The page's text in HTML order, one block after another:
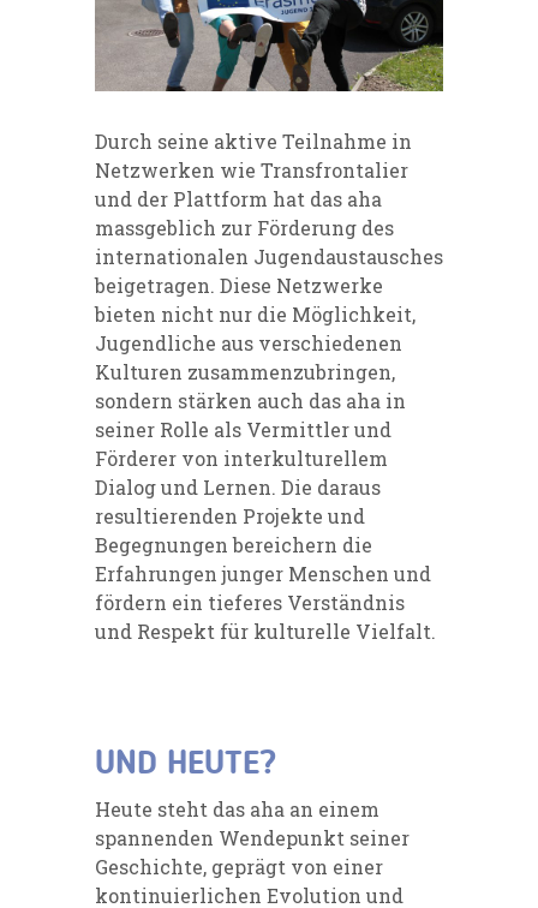
Durch seine aktive Teilnahme in
Netzwerken wie Transfrontalier
und der Plattform hat das aha
massgeblich zur Förderung des
internationalen Jugendaustausches
beigetragen. Diese Netzwerke
bieten nicht nur die Möglichkeit,
Jugendliche aus verschiedenen
Kulturen zusammenzubringen,
sondern stärken auch das aha in
seiner Rolle als Vermittler und
Förderer von interkulturellem
Dialog und Lernen. Die daraus
resultierenden Projekte und
Begegnungen bereichern die
Erfahrungen junger Menschen und
fördern ein tieferes Verständnis
und Respekt für kulturelle Vielfalt.
UND HEUTE?
Heute steht das aha an einem
spannenden Wendepunkt seiner
Geschichte, geprägt von einer
kontinuierlichen Evolution und